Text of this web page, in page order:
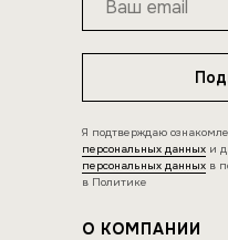
Я подтверждаю
персональных данных и
персональных данных в
в Политике
О КОМПАНИИ